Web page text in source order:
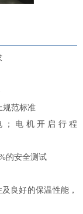
规范标准
；电机开启行程
的安全测试
良好的保温性能，